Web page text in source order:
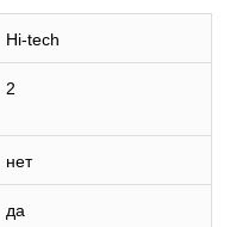
Hi-tech
2
нет
да